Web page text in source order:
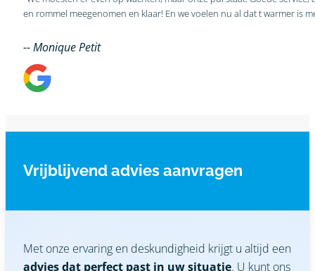
-- Monique Petit
Vrijblijvend advies aanvragen
Met onze ervaring en deskundigheid krijgt u altijd een
advies dat perfect past in uw situatie. U kunt ons